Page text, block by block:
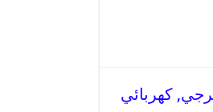
وبنشر, بنجرجي, كهربائي